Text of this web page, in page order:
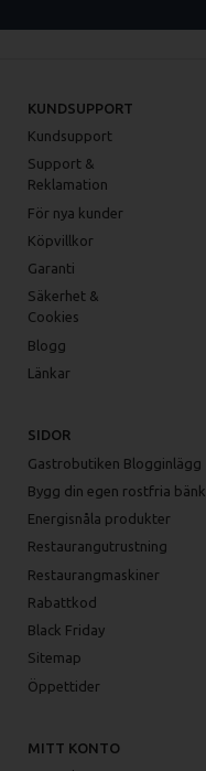
KUNDSUPPORT
Kundsupport
Support &
Reklamation
För nya kunder
Köpvillkor
Garanti
Säkerhet &
Cookies
Blogg
Länkar
SIDOR
Gastrobutiken Blogginlägg
Bygg din egen rostfria bänk
Energisnåla produkter
Restaurangutrustning
Restaurangmaskiner
Rabattkod
Black Friday
Sitemap
Öppettider
MITT KONTO